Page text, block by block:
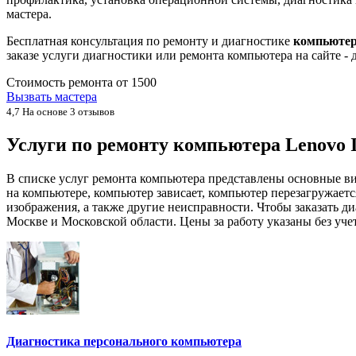
мастера.
Бесплатная консультация по ремонту и диагностике
заказе услуги диагностики или ремонта компьютера на
Стоимость ремонта от 1500
Вызвать мастера
4,7 На основе 3 отзывов
Услуги по ремонту компьютера Lenovo
В списке услуг ремонта компьютера представлены основные
на компьютере, компьютер зависает, компьютер
изображения, а также другие неисправности. Чтобы заказать
Москве и Московской области. Цены за работу указаны без
Диагностика персонального компьютера